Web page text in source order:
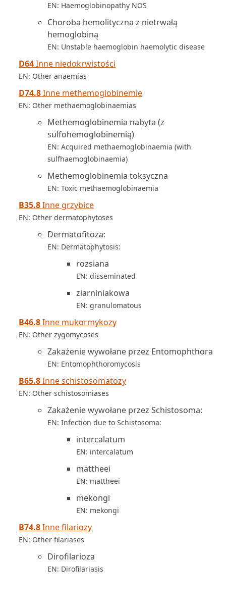
EN: Haemoglobinopathy NOS
Choroba hemolityczna z nietrwałą
hemoglobiną
EN: Unstable haemoglobin haemolytic disease
D64Inne niedokrwistości
EN: Other anaemias
D74.8Inne methemoglobinemie
EN: Other methaemoglobinaemias
Methemoglobinemia nabyta (z
sulfohemoglobinemią)
EN: Acquired methaemoglobinaemia (with
sulfhaemoglobinaemia)
Methemoglobinemia toksyczna
EN: Toxic methaemoglobinaemia
B35.8Inne grzybice
EN: Other dermatophytoses
Dermatofitoza:
EN: Dermatophytosis:
rozsiana
EN: disseminated
ziarniniakowa
EN: granulomatous
B46.8Inne mukormykozy
EN: Other zygomycoses
Zakażenie wywołane przez Entomophthora
EN: Entomophthoromycosis
B65.8Inne schistosomatozy
EN: Other schistosomiases
Zakażenie wywołane przez Schistosoma:
EN: Infection due to Schistosoma:
intercalatum
EN: intercalatum
mattheei
EN: mattheei
mekongi
EN: mekongi
B74.8Inne filariozy
EN: Other filariases
Dirofilarioza
EN: Dirofilariasis